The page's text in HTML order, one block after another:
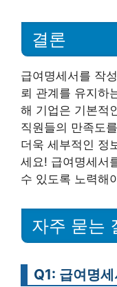
결론
급여명세서를 작
뢰 관계를 유지하
해 기업은 기본적
직원들의 만족도
더욱 세부적인 정
세요! 급여명세서
수 있도록 노력해
자주 묻는
Q1: 급여명